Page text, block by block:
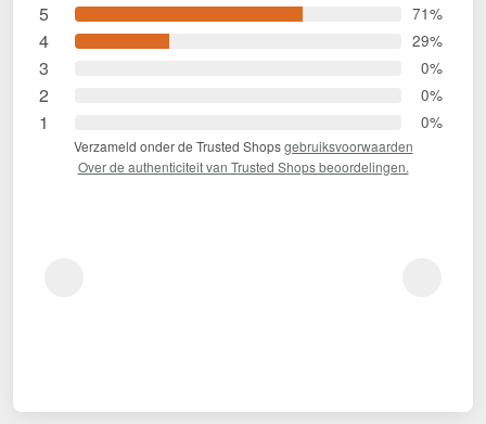
5 71%
4 29%
3 0%
2 0%
1 0%
Verzameld onder de Trusted Shopsgebruiksvoorwaarden
Over de authenticiteit van Trusted Shops beoordelingen.